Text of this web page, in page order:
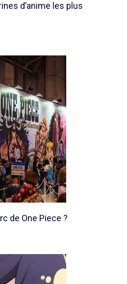
d’anime les plus
de One Piece ?